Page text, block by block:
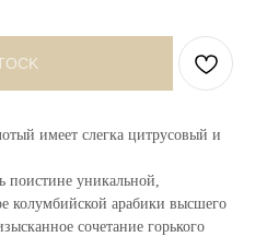
имеет слегка цитрусовый и
поистине уникальной,
колумбийской арабики высшего
сочетание горького